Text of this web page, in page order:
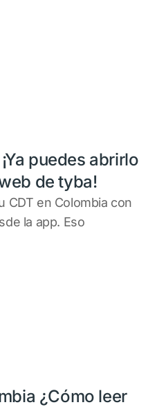
puedes abrirlo
de tyba!
CDT en Colombia con
la app. Eso
¿Cómo leer